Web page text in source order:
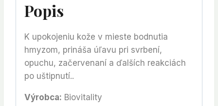
Popis
K upokojeniu kože v mieste bodnutia
hmyzom, prináša úľavu pri svrbení,
opuchu, začervenaní a ďalších reakciách
po uštipnutí..
Výrobca: Biovitality